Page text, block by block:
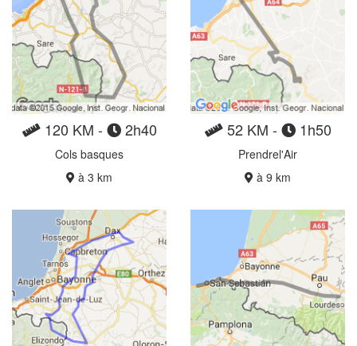
120 KM - 2h40
Cols basques
à 3 km
52 KM - 1h50
Prendrel'Air
à 9 km